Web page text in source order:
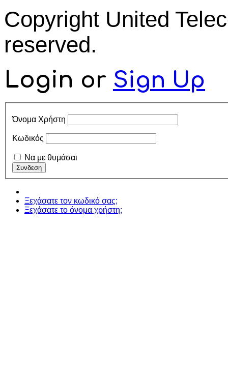
Copyright United
reserved.
Login or Sign Up
Όνομα Χρήστη
Κωδικός
Να με θυμάσαι
Ξεχάσατε τον κωδικό σας;
Ξεχάσατε το όνομα χρήστη;